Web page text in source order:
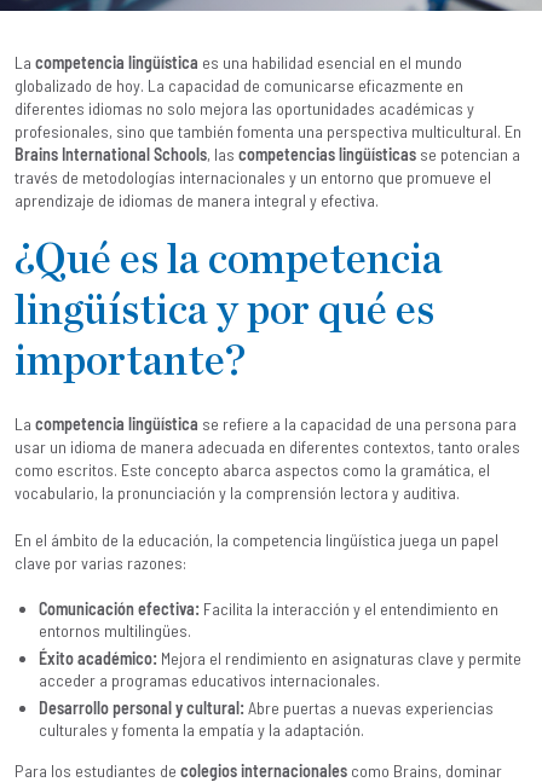
La competencia lingüística es una habilidad esencial en el mundo
globalizado de hoy. La capacidad de comunicarse eficazmente en
diferentes idiomas no solo mejora las oportunidades académicas y
profesionales, sino que también fomenta una perspectiva multicultural. En
Brains International Schools, las competencias lingüísticas se potencian a
través de metodologías internacionales y un entorno que promueve el
aprendizaje de idiomas de manera integral y efectiva.
¿Qué es la competencia
lingüística y por qué es
importante?
La competencia lingüística se refiere a la capacidad de una persona para
usar un idioma de manera adecuada en diferentes contextos, tanto orales
como escritos. Este concepto abarca aspectos como la gramática, el
vocabulario, la pronunciación y la comprensión lectora y auditiva.
En el ámbito de la educación, la competencia lingüística juega un papel
clave por varias razones:
Comunicación efectiva: Facilita la interacción y el entendimiento en
entornos multilingües.
Éxito académico: Mejora el rendimiento en asignaturas clave y permite
acceder a programas educativos internacionales.
Desarrollo personal y cultural: Abre puertas a nuevas experiencias
culturales y fomenta la empatía y la adaptación.
Para los estudiantes de colegios internacionales como Brains, dominar